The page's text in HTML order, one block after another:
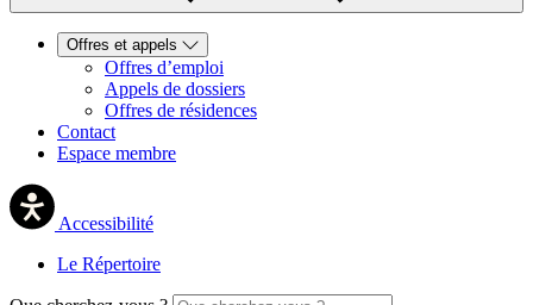
Offres et appels
Offres d’emploi
Appels de dossiers
Offres de résidences
Contact
Espace membre
Accessibilité
Le Répertoire